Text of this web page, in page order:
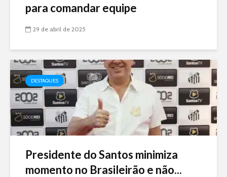
para comandar equipe
29 de abril de 2025
DESTAQUES
Presidente do Santos minimiza
momento no Brasileirão e não...